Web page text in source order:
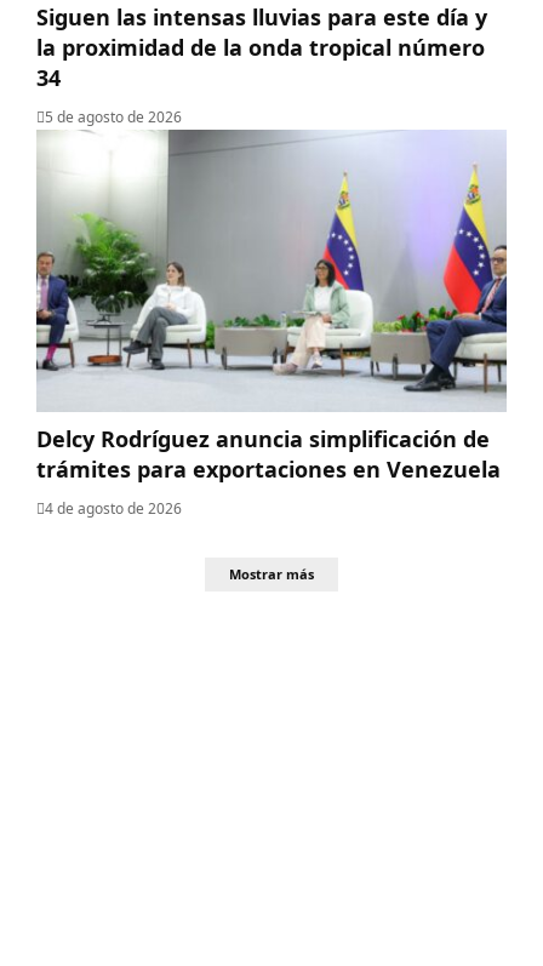
Siguen las intensas lluvias para este día y
la proximidad de la onda tropical número
34
5 de agosto de 2026
Delcy Rodríguez anuncia simplificación de
trámites para exportaciones en Venezuela
4 de agosto de 2026
Mostrar más